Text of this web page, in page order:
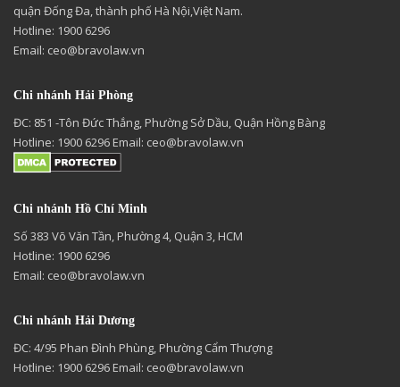
quận Đống Đa, thành phố Hà Nội,Việt Nam.
Hotline: 1900 6296
Email: ceo@bravolaw.vn
Chi nhánh Hải Phòng
ĐC: 851 -Tôn Đức Thắng, Phường Sở Dầu, Quận Hồng Bàng
Hotline: 1900 6296 Email: ceo@bravolaw.vn
Chi nhánh Hồ Chí Minh
Số 383 Võ Văn Tần, Phường 4, Quận 3, HCM
Hotline: 1900 6296
Email: ceo@bravolaw.vn
Chi nhánh Hải Dương
ĐC: 4/95 Phan Đình Phùng, Phường Cẩm Thượng
Hotline: 1900 6296 Email: ceo@bravolaw.vn